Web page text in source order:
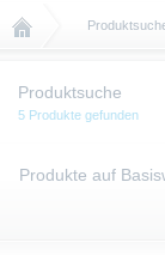
Produktsuche
5 Produkte gefunden
Produkte auf